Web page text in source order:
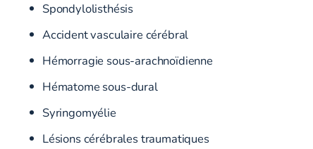
Spondylolisthésis
Accident vasculaire cérébral
Hémorragie sous-arachnoïdienne
Hématome sous-dural
Syringomyélie
Lésions cérébrales traumatiques